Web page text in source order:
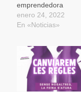
emprendedora
enero 24, 2022
En «Noticias»